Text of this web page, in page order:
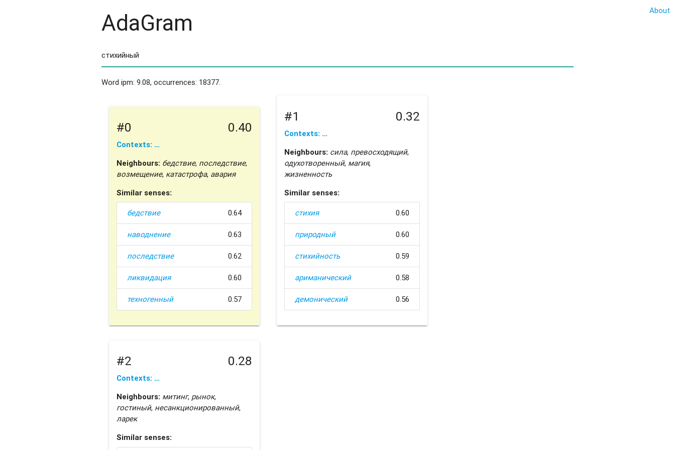
About
AdaGram
Word ipm: 9.08, occurrences: 18377.
#0 0.40
Contexts: …
Neighbours: бедствие, последствие,
возмещение, катастрофа, авария
Similar senses:
бедствие 0.64
наводнение 0.63
последствие 0.62
ликвидация 0.60
техногенный 0.57
#1 0.32
Contexts: …
Neighbours: сила, превосходящий,
одухотворенный, магия,
жизненность
Similar senses:
стихия 0.60
природный 0.60
стихийность 0.59
ариманический 0.58
демонический 0.56
#2 0.28
Contexts: …
Neighbours: митинг, рынок,
гостиный, несанкционированный,
ларек
Similar senses: